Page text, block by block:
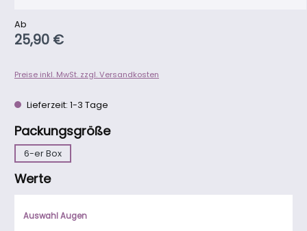
Ab
25,90 €
Preise inkl. MwSt. zzgl. Versandkosten
Lieferzeit: 1-3 Tage
Packungsgrößeauswählen
6-er Box
Werte
Auswahl Augen